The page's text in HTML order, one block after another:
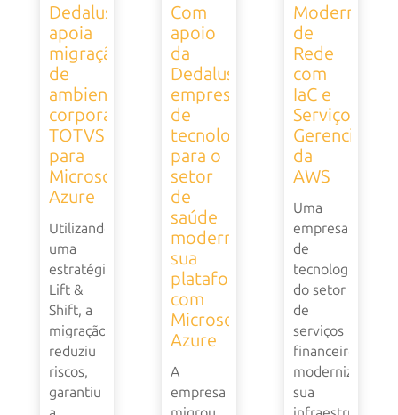
Dedalus
apoia
migração
de
ambiente
corporativo
TOTVS
para
Microsoft
Azure
Utilizando
uma
estratégia
Lift &
Shift, a
migração
reduziu
riscos,
garantiu
Com
apoio
da
Dedalus,
empresa
de
tecnologia
para o
setor
de
saúde
moderniza
sua
plataforma
com
Microsoft
Azure
A
empresa
de
Rede
com
IaC e
Serviços
Gerenciados
da
AWS
Uma
empresa
de
tecnologia
do setor
de
serviços
financeiros
modernizou
sua